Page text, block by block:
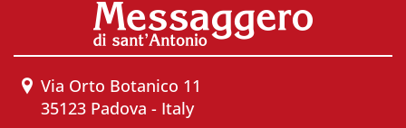
Via Orto Botanico 11
35123 Padova - Italy